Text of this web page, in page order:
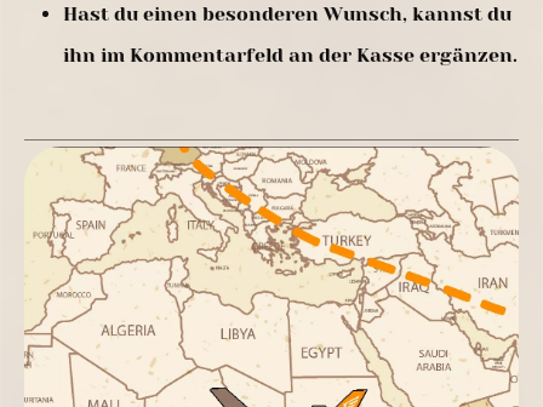
Hast du einen besonderen Wunsch, kannst du
ihn im Kommentarfeld an der Kasse ergänzen.